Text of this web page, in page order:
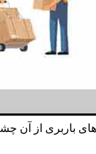
های باربری از آن